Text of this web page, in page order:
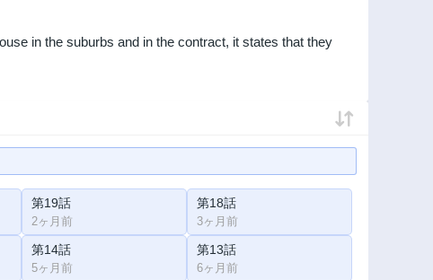
in the suburbs and in the contract, it states that they
第19話
2ヶ月前
第18話
3ヶ月前
第14話
5ヶ月前
第13話
6ヶ月前